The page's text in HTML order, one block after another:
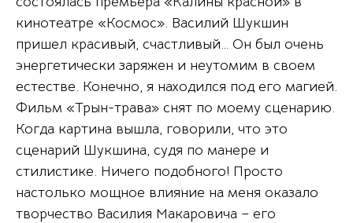
кинотеатре «Космос». Василий Шукшин
пришел красивый, счастливый… Он был очень
энергетически заряжен и неутомим в своем
естестве. Конечно, я находился под его магией.
Фильм «Трын-трава» снят по моему сценарию.
Когда картина вышла, говорили, что это
сценарий Шукшина, судя по манере и
стилистике. Ничего подобного! Просто
настолько мощное влияние на меня оказало
творчество Василия Макаровича – его